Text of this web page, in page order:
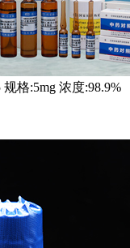
规格:5mg 浓度:98.9%